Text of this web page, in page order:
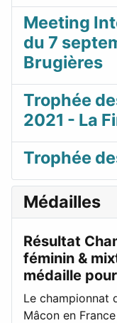
Meeting
du 7
Brugières
Trophée
2021 - La
Trophée
Médailles
Résultat
féminin &
médaille
Le championnat
Mâcon en